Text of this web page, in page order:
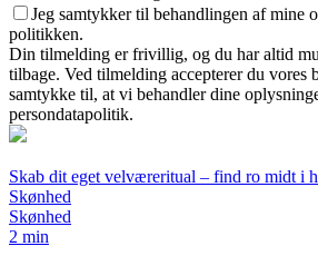
Jeg samtykker til behandlingen af mine
politikken.
Din tilmelding er frivillig, og du har altid
tilbage. Ved tilmelding accepterer du vores
samtykke til, at vi behandler dine
persondatapolitik.
Skab dit eget velværeritual – find ro midt i
Skønhed
Skønhed
2 min